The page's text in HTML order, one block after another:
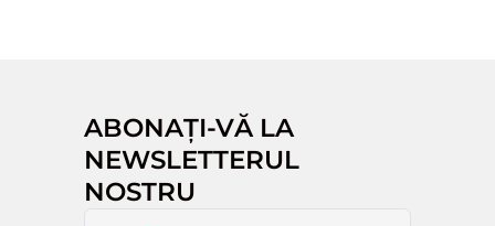
ABONAȚI-VĂ LA
NEWSLETTERUL
NOSTRU